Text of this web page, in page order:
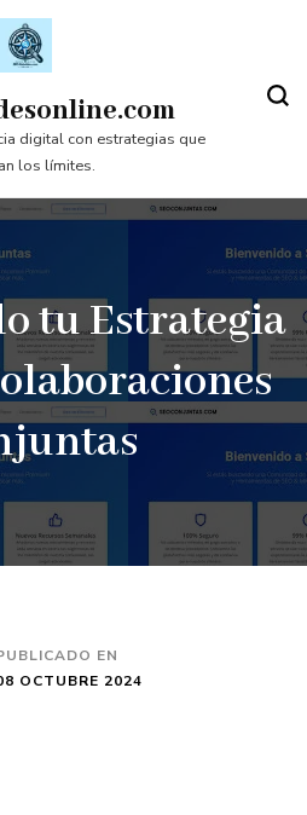
digital con estrategias que
los límites.
tu Estrategia
EN
OCTUBRE 2024